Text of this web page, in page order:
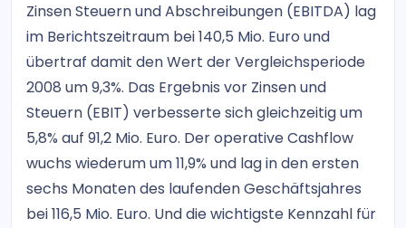
Zinsen Steuern und Abschreibungen (EBITDA) lag
im Berichtszeitraum bei 140,5 Mio. Euro und
übertraf damit den Wert der Vergleichsperiode
2008 um 9,3%. Das Ergebnis vor Zinsen und
Steuern (EBIT) verbesserte sich gleichzeitig um
5,8% auf 91,2 Mio. Euro. Der operative Cashflow
wuchs wiederum um 11,9% und lag in den ersten
sechs Monaten des laufenden Geschäftsjahres
bei 116,5 Mio. Euro. Und die wichtigste Kennzahl für